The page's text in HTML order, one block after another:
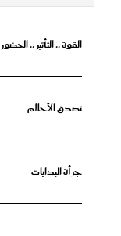
القوة .. التأثير .. الحضور
تصدق الأحلام
جرأة البدايات